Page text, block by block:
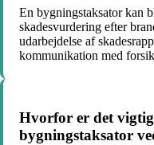
En bygningstaksator kan
skadesvurdering efter
udarbejdelse af
kommunikation med
Hvorfor er det
bygningstaksator